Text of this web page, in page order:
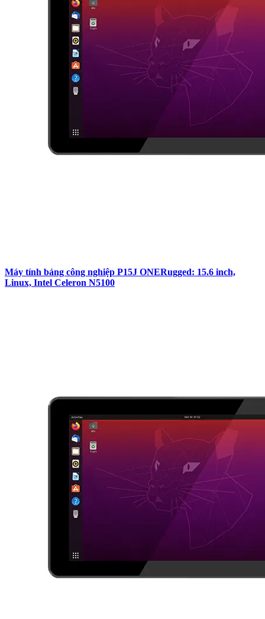
Máy tính bảng công nghiệp P15J ONERugged: 15.6 inch,
Linux, Intel Celeron N5100